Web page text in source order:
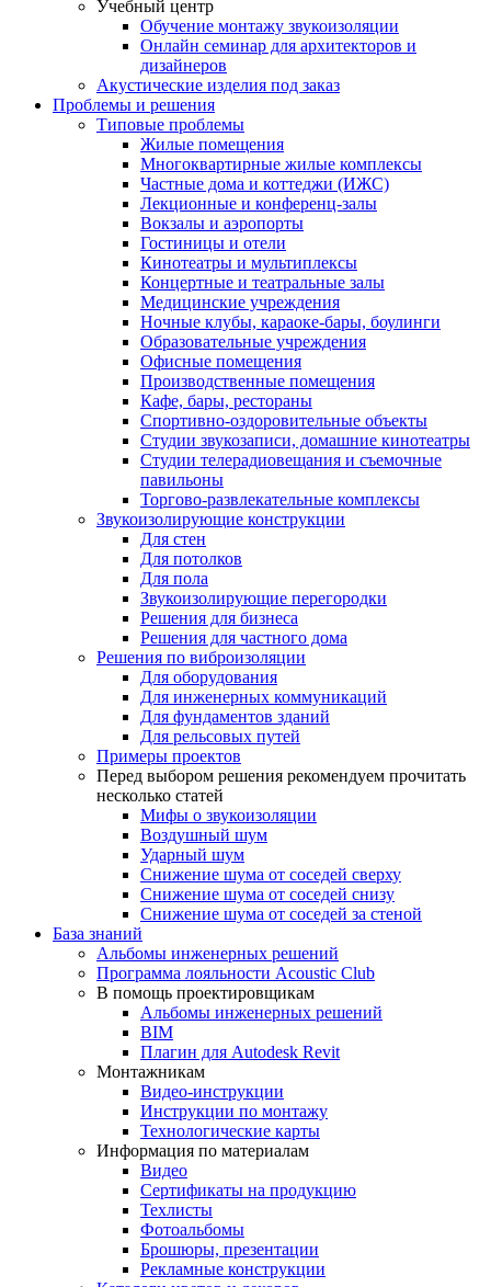
Учебный центр
Обучение монтажу звукоизоляции
Онлайн семинар для архитекторов и
дизайнеров
Акустические изделия под заказ
Проблемы и решения
Типовые проблемы
Жилые помещения
Многоквартирные жилые комплексы
Частные дома и коттеджи (ИЖС)
Лекционные и конференц-залы
Вокзалы и аэропорты
Гостиницы и отели
Кинотеатры и мультиплексы
Концертные и театральные залы
Медицинские учреждения
Ночные клубы, караоке-бары, боулинги
Образовательные учреждения
Офисные помещения
Производственные помещения
Кафе, бары, рестораны
Спортивно-оздоровительные объекты
Студии звукозаписи, домашние кинотеатры
Студии телерадиовещания и съемочные
павильоны
Торгово-развлекательные комплексы
Звукоизолирующие конструкции
Для стен
Для потолков
Для пола
Звукоизолирующие перегородки
Решения для бизнеса
Решения для частного дома
Решения по виброизоляции
Для оборудования
Для инженерных коммуникаций
Для фундаментов зданий
Для рельсовых путей
Примеры проектов
Перед выбором решения рекомендуем прочитать
несколько статей
Мифы о звукоизоляции
Воздушный шум
Ударный шум
Снижение шума от соседей сверху
Снижение шума от соседей снизу
Снижение шума от соседей за стеной
База знаний
Альбомы инженерных решений
Программа лояльности Acoustic Club
В помощь проектировщикам
Альбомы инженерных решений
BIM
Плагин для Autodesk Revit
Монтажникам
Видео-инструкции
Инструкции по монтажу
Технологические карты
Информация по материалам
Видео
Сертификаты на продукцию
Техлисты
Фотоальбомы
Брошюры, презентации
Рекламные конструкции